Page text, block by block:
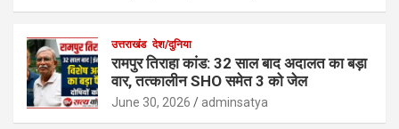
उत्तराखंड देश/दुनिया
रामपुर तिराहा कांड: 32 साल बाद अदालत का बड़ा
वार, तत्कालीन SHO समेत 3 को जेल
June 30, 2026 adminsatya